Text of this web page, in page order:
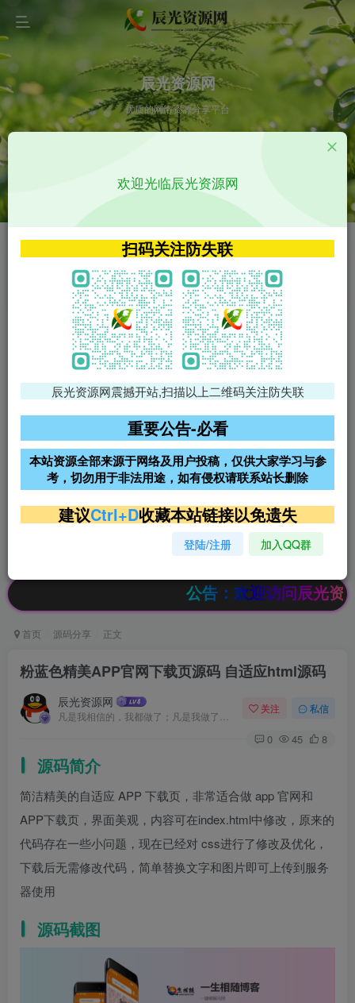
辰光资源网
优质的网络资源分享平台
VIP特权介绍 APP源码
VIP特权介绍
火
VIP特权介绍
影视源码
影视源码
免费领支付宝红包
腾讯轻量4核4G3M服务器38元/
阿里云2核2G200M服务器68元/
年
雨云高防免备案服务器
超低价文字广告位招租 超低价文字广告位招租
超低价文字广告位招租
公告：欢迎访问辰光资源网
首页 源码分享 正文
粉蓝色精美APP官网下载页源码 自适应html源码
辰光资源网 关注 私信
0 45 8
源码简介
简洁精美的自适应 APP 下载页，非常适合做 app 官网和
APP下载页，界面美观，内容可在index.html中修改，原来的
代码存在一些小问题，现在已经对 css进行了修改及优化，
下载后无需修改代码，简单替换文字和图片即可上传到服务
器使用
源码截图
欢迎光临辰光资源网
扫码关注防失联
辰光资源网震撼开站,扫描以上二维码关注防失联
重要公告-必看
本站资源全部来源于网络及用户投稿，仅供大家学习与参
考，切勿用于非法用途，如有侵权请联系站长删除
建议Ctrl+D收藏本站链接以免遗失
登陆/注册 加入QQ群